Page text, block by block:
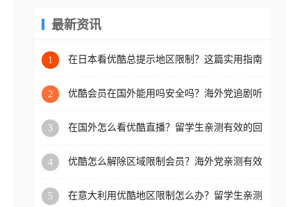
区工作、留学、定居等，都
权限制所困扰。
回国加速器，即可解决「海
版权限制」的问题，无论人
国、加拿大、澳大利亚、欧
学、定居等，都可以使用，
扰。
最新资讯
1
在日本看优酷总提示地区限制？这篇实用指南
2
优酷会员在国外能用吗安全吗？海外党追剧听
3
在国外怎么看优酷直播？留学生亲测有效的回
4
优酷怎么解除区域限制会员？海外党亲测有效
5
在意大利用优酷地区限制怎么办？留学生亲测